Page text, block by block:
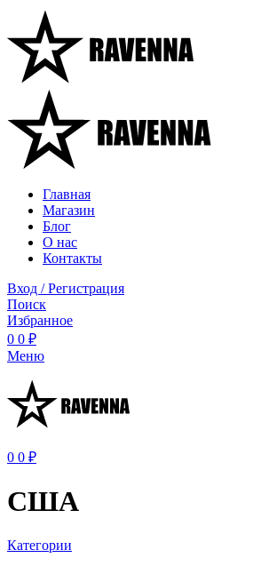
Главная
Магазин
Блог
О нас
Контакты
Вход / Регистрация
Поиск
Избранное
0 0 ₽
Меню
0 0 ₽
США
Категории